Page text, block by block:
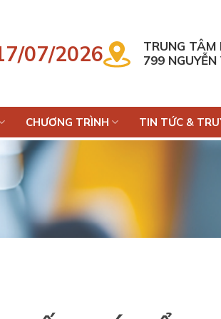
07/2026
TRUNG TÂM
799
CHƯƠNG TRÌNH TIN TỨC &